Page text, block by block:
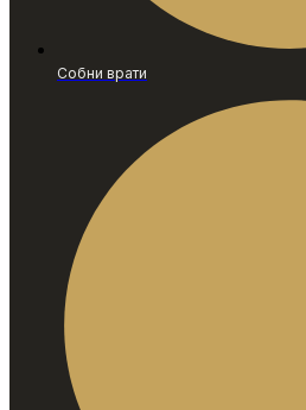
Собни врати